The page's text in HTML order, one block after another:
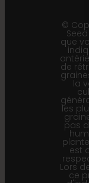
©
que
de
la
les
pas
est
Lors
ce